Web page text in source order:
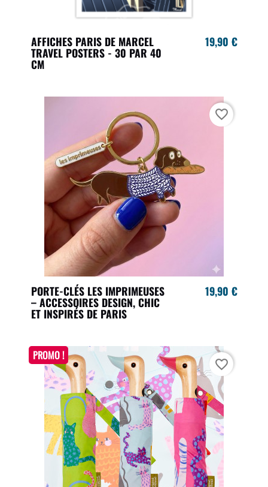
AFFICHES PARIS DE MARCEL
TRAVEL POSTERS - 30 PAR 40
CM
19,90 €
PORTE-CLÉS LES IMPRIMEUSES
– ACCESSOIRES DESIGN, CHIC
ET INSPIRÉS DE PARIS
19,90 €
favorite_border
PROMO !
favorite_border